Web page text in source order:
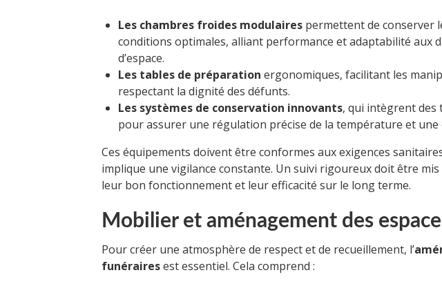
Les chambres froides modulaires permettent de conserver
conditions optimales, alliant performance et adaptabilité aux
d’espace.
Les tables de préparation ergonomiques, facilitant les
respectant la dignité des défunts.
Les systèmes de conservation innovants, qui intègrent des
pour assurer une régulation précise de la température et
Ces équipements doivent être conformes aux exigences
implique une vigilance constante. Un suivi rigoureux doit être
leur bon fonctionnement et leur efficacité sur le long terme.
Mobilier et aménagement des
Pour créer une atmosphère de respect et de recueillement, l’
funérairesest essentiel. Cela comprend :